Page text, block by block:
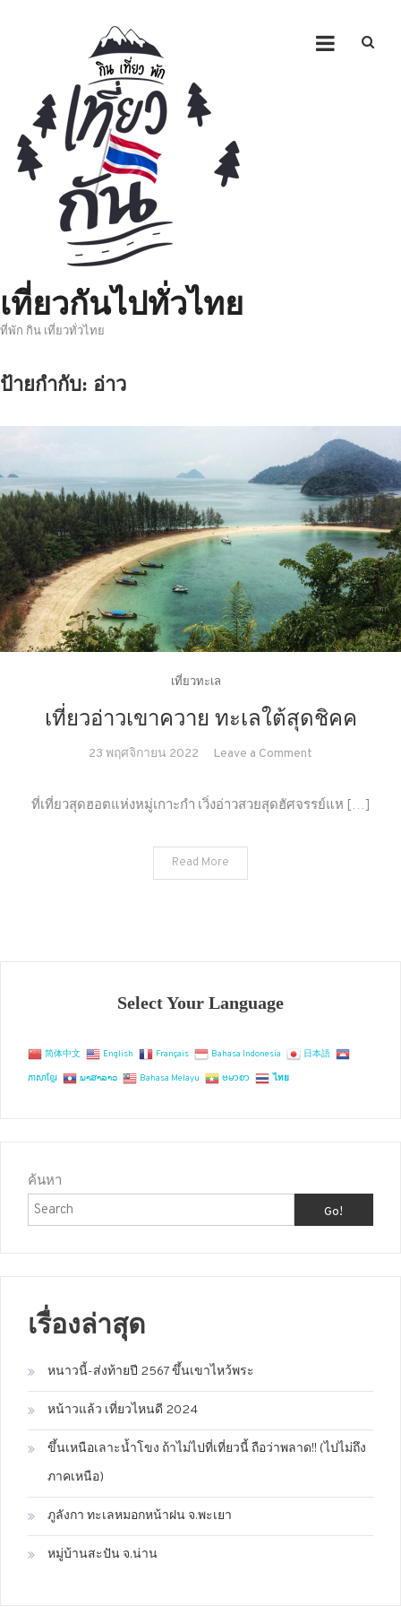
เที่ยวกันไปทั่วไทย
ที่พัก กิน เที่ยวทั่วไทย
ป้ายกำกับ: อ่าว
เที่ยวทะเล
เที่ยวอ่าวเขาควาย ทะเลใต้สุดชิคค
23 พฤศจิกายน 2022 Leave a Comment
อ่าว
ที่เที่ยวสุดฮอตแห่งหมู่เกาะกำ เวิ่งอ่าวสวยสุดฮัศจรรย์แห […]
Read More
Select Your Language
简体中文 English Français Bahasa Indonesia 日本語
ភាសាខ្មែរ ພາສາລາວ Bahasa Melayu ဗမာစာ ไทย
ค้นหา
Go!
เรื่องล่าสุด
หนาวนี้-ส่งท้ายปี 2567 ขึ้นเขาไหว้พระ
หน้าวแล้ว เที่ยวไหนดี 2024
ขึ้นเหนือเลาะน้ำโขง ถ้าไม่ไปที่เที่ยวนี้ ถือว่าพลาด!! (ไปไม่ถึง
ภาคเหนือ)
ภูลังกา ทะเลหมอกหน้าฝน จ.พะเยา
หมู่บ้านสะปัน จ.น่าน